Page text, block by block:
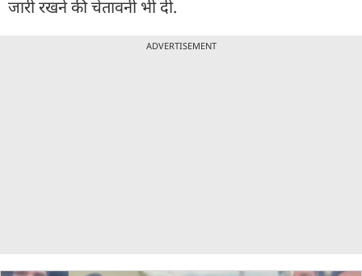
जारी रखने की चेतावनी भी दी.
ADVERTISEMENT